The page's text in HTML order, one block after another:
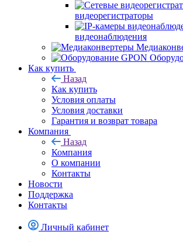
видеорегистраторы
видеонаблюдения
Как купить
Назад
Как купить
Условия оплаты
Условия доставки
Гарантия и возврат товара
Компания
Назад
Компания
О компании
Контакты
Новости
Поддержка
Контакты
Личный кабинет